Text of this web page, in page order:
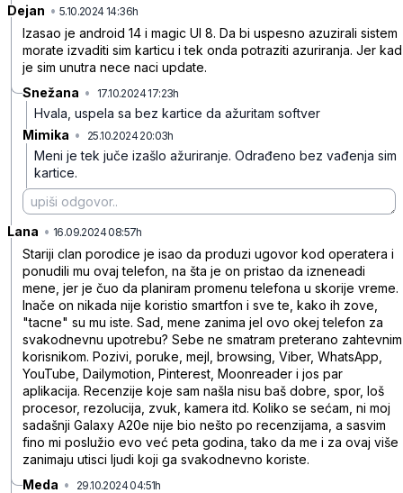
Dejan • 5.10.2024 14:36h
Izasao je android 14 i magic UI 8. Da bi uspesno azuzirali sistem
morate izvaditi sim karticu i tek onda potraziti azuriranja. Jer kad
je sim unutra nece naci update.
Snežana • 17.10.2024 17:23h
Hvala, uspela sa bez kartice da ažuritam softver
Mimika • 25.10.2024 20:03h
Meni je tek juče izašlo ažuriranje. Odrađeno bez vađenja sim
kartice.
Lana • 16.09.2024 08:57h
Stariji clan porodice je isao da produzi ugovor kod operatera i
ponudili mu ovaj telefon, na šta je on pristao da izneneadi
mene, jer je čuo da planiram promenu telefona u skorije vreme.
Inače on nikada nije koristio smartfon i sve te, kako ih zove,
"tacne" su mu iste. Sad, mene zanima jel ovo okej telefon za
svakodnevnu upotrebu? Sebe ne smatram preterano zahtevnim
korisnikom. Pozivi, poruke, mejl, browsing, Viber, WhatsApp,
YouTube, Dailymotion, Pinterest, Moonreader i jos par
aplikacija. Recenzije koje sam našla nisu baš dobre, spor, loš
procesor, rezolucija, zvuk, kamera itd. Koliko se sećam, ni moj
sadašnji Galaxy A20e nije bio nešto po recenzijama, a sasvim
fino mi poslužio evo već peta godina, tako da me i za ovaj više
zanimaju utisci ljudi koji ga svakodnevno koriste.
Meda • 29.10.2024 04:51h